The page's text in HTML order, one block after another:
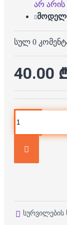
არ არის
სულ 0
40.00
სურვილების